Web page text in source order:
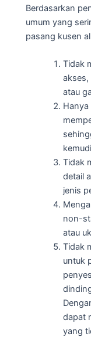
Berdasarkan
umum yang
pasang kusen
Tidak
akses,
atau
Tidak
detail
jenis
non-
atau
Tidak
untuk
dapat
yang